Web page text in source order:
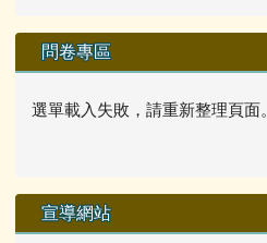
問卷專區
選單載入失敗，請重新整理頁面。
宣導網站